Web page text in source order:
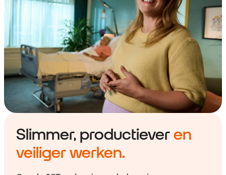
Slimmer, productieveren
veiliger werken.